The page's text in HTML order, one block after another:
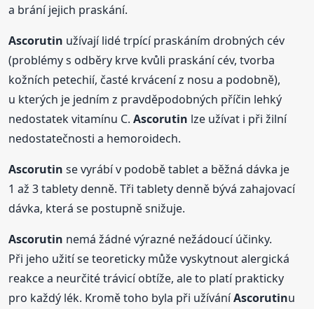
a brání jejich praskání.
Ascorutin užívají lidé trpící praskáním drobných cév
(problémy s odběry krve kvůli praskání cév, tvorba
kožních petechií, časté krvácení z nosu a podobně),
u kterých je jedním z pravděpodobných příčin lehký
nedostatek vitamínu C.Ascorutin lze užívat i při žilní
nedostatečnosti a hemoroidech.
Ascorutin se vyrábí v podobě tablet a běžná dávka je
1 až 3 tablety denně. Tři tablety denně bývá zahajovací
dávka, která se postupně snižuje.
Ascorutin nemá žádné výrazné nežádoucí účinky.
Při jeho užití se teoreticky může vyskytnout alergická
reakce a neurčité trávicí obtíže, ale to platí prakticky
pro každý lék. Kromě toho byla při užíváníAscorutinu